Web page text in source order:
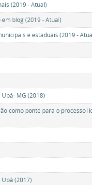
(2019 - Atual)
blog (2019 - Atual)
e estaduais (2019 -
MG (2018)
como ponte para o processo
(2017)